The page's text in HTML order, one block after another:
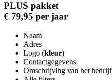
PLUS pakket
€ 79,95 per jaar
Naam
Adres
Logo (kleur)
Contactgegevens
Omschrijving van het bedrijf